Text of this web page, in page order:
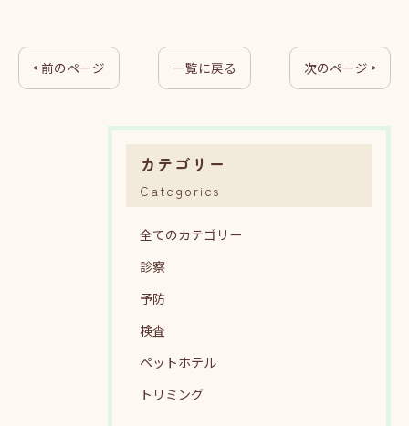
< 前のページ 一覧に戻る 次のページ >
カテゴリー
Categories
全てのカテゴリー
診察
予防
検査
ペットホテル
トリミング